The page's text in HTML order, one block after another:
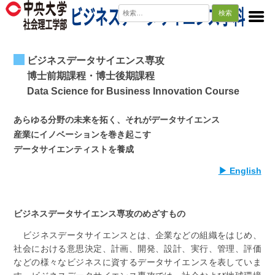
検
索:
ビジネスデータサイエンス専攻
博士前期課程・博士後期課程
Data Science for Business Innovation Course
あらゆる分野の未来を拓く、それがデータサイエンス
産業にイノベーションを巻き起こす
データサイエンティストを養成
▶ English
ビジネスデータサイエンス専攻のめざすもの
ビジネスデータサイエンスとは、企業などの組織をはじめ、
社会における意思決定、計画、開発、設計、実行、管理、評価
などの様々なビジネスに資するデータサイエンスを表していま